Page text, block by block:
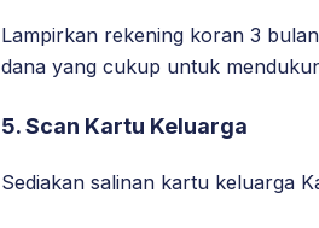
Lampirkan rekening koran 3
dana yang cukup untuk
5. Scan Kartu Keluarga
Sediakan salinan kartu keluarga